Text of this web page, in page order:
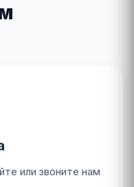
или звоните нам